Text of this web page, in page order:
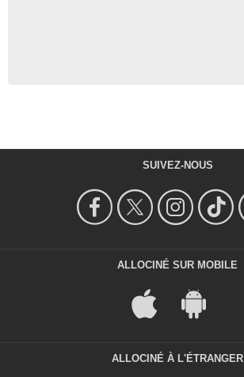
SUIVEZ-NOUS
ALLOCINÉ SUR MOBILE
ALLOCINÉ À L'ÉTRANGER